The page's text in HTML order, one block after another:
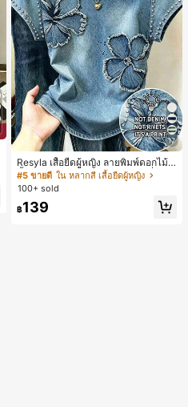
17
Resyla เสื้อยืดผู้หญิง ลายพิมพ์ดอกไม้สี
น้ำเงินวินเทจ เสื้อสำหรับออกไปเที่ยวฤ
ดูร้อน ดีไซน์กราฟิก สบายๆ อเนกประสง
องเที่ยวกลางแจ้ง
#5 ขายดี ใน หลากสี เสื้อยืดผู้หญิง
100+ sold
฿139